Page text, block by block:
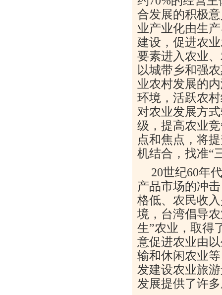
合发展的积极
业产业化由生
建设，促进农
要素进入农业
以城带乡和强
业农村发展的
环境，活跃农
对农业发展方
级，提高农业
点和焦点，将
机结合，找准“
20世纪60年
产品市场的冲
格低、农民收
境，台湾倡导
生”农业，取得
意促进农业由
输和休闲农业
发建设农业旅
发展提供了许